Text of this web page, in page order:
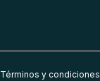
Términos y condiciones